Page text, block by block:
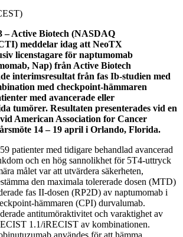
– Active Biotech (NASDAQ
meddelar idag att NeoTX
licenstagare för naptumomab
Nap) från Active Biotech
interimsresultat från fas Ib-studien med
med checkpoint-hämmaren
med avancerade eller
tumörer. Resultaten presenterades vid en
American Association for Cancer
14 – 19 april i Orlando, Florida.
patienter med tidigare behandlad avancerad
och en hög sannolikhet för 5T4-uttryck
målet var att utvärdera säkerheten,
den maximala tolererade dosen (MTD)
fas II-dosen (RP2D) av naptumomab i
hämmaren (CPI) durvalumab.
antitumöraktivitet och varaktighet av
1.1/iRECIST av kombinationen.
användes för att hämma